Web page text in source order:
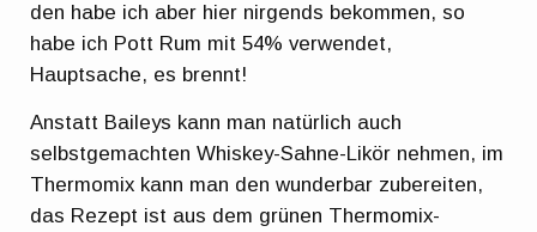
den habe ich aber hier nirgends bekommen, so
habe ich Pott Rum mit 54% verwendet,
Hauptsache, es brennt!
Anstatt Baileys kann man natürlich auch
selbstgemachten Whiskey-Sahne-Likör nehmen, im
Thermomix kann man den wunderbar zubereiten,
das Rezept ist aus dem grünen Thermomix-